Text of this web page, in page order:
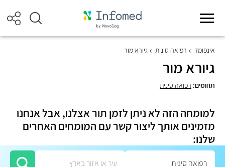
אינפומד רפואה סינית גיורא מור
גיורא מור
תחומים: רפואה סינית
למומחה הזה לא ניתן לזמן תור אצלנו, אבל אנחנו
מזמינים אותך ליצור קשר עם המומחים האחרים
שלנו: